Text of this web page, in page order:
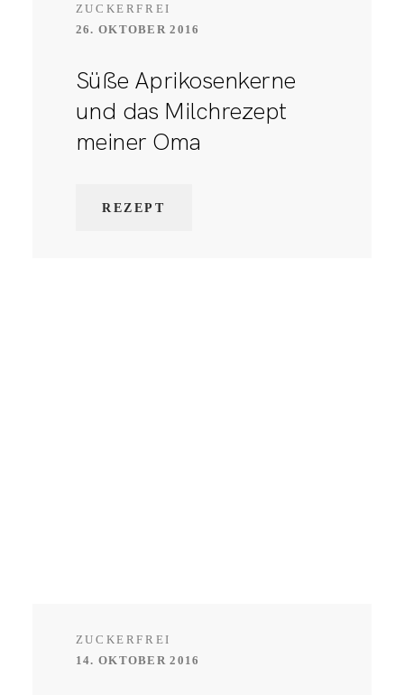
ZUCKERFREI
26. OKTOBER 2016
Süße Aprikosenkerne
und das Milchrezept
meiner Oma
REZEPT
ZUCKERFREI
14. OKTOBER 2016